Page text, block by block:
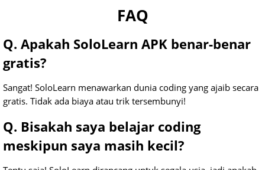
FAQ
Q. Apakah SoloLearn APK benar-benar
gratis?
Sangat! SoloLearn menawarkan dunia coding yang ajaib secara
gratis. Tidak ada biaya atau trik tersembunyi!
Q. Bisakah saya belajar coding
meskipun saya masih kecil?